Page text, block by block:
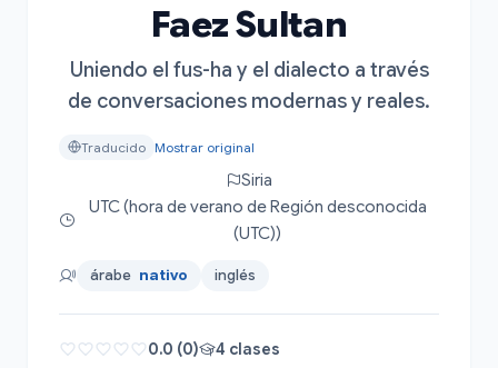
Faez Sultan
Uniendo el fus-ha y el dialecto a través
de conversaciones modernas y reales.
Traducido Mostrar original
Siria
UTC (hora de verano de Región desconocida
(UTC))
árabe nativo inglés
0.0 (0) 4 clases